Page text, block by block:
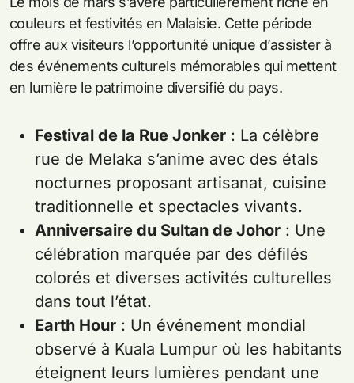
couleurs et festivités en Malaisie. Cette période
offre aux visiteurs l’opportunité unique d’assister à
des événements culturels mémorables qui mettent
en lumière le patrimoine diversifié du pays.
Festival de la Rue Jonker : La célèbre
rue de Melaka s’anime avec des étals
nocturnes proposant artisanat, cuisine
traditionnelle et spectacles vivants.
Anniversaire du Sultan de Johor : Une
célébration marquée par des défilés
colorés et diverses activités culturelles
dans tout l’état.
Earth Hour : Un événement mondial
observé à Kuala Lumpur où les habitants
éteignent leurs lumières pendant une